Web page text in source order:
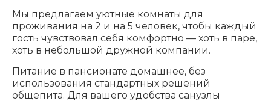
Мы предлагаем уютные комнаты для
проживания на 2 и на 5 человек, чтобы каждый
гость чувствовал себя комфортно — хоть в паре,
хоть в небольшой дружной компании.
Питание в пансионате домашнее, без
использования стандартных решений
общепита. Для вашего удобства санузлы